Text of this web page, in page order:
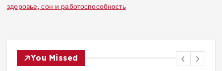
здоровье, сон и работоспособность
You Missed